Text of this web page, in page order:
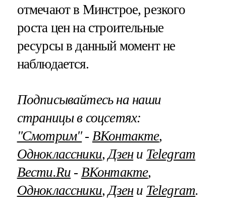
отмечают в Минстрое, резкого
роста цен на строительные
ресурсы в данный момент не
наблюдается.
Подписывайтесь на наши
страницы в соцсетях:
"Смотрим"‐ ВКонтакте,
Одноклассники,Дзени Telegram
Вести.Ru ‐ ВКонтакте,
Одноклассники,Дзени Telegram.